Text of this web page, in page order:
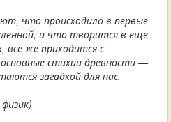
что происходило в первые
и что творится в ещё
же приходится с
стихии древности —
загадкой для нас.